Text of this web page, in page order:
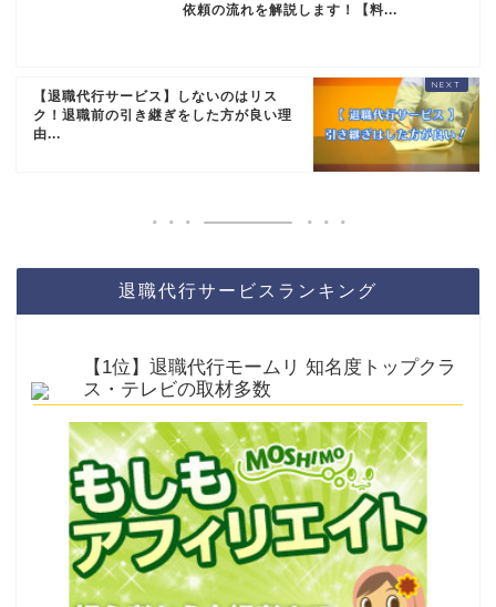
依頼の流れを解説します！【料...
【退職代行サービス】しないのはリス
ク！退職前の引き継ぎをした方が良い理
由...
退職代行サービスランキング
【1位】退職代行モームリ 知名度トップクラ
ス・テレビの取材多数